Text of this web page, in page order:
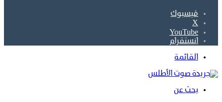
فيسبوك
‫X
‫YouTube
انستقرام
القائمة
بحث عن